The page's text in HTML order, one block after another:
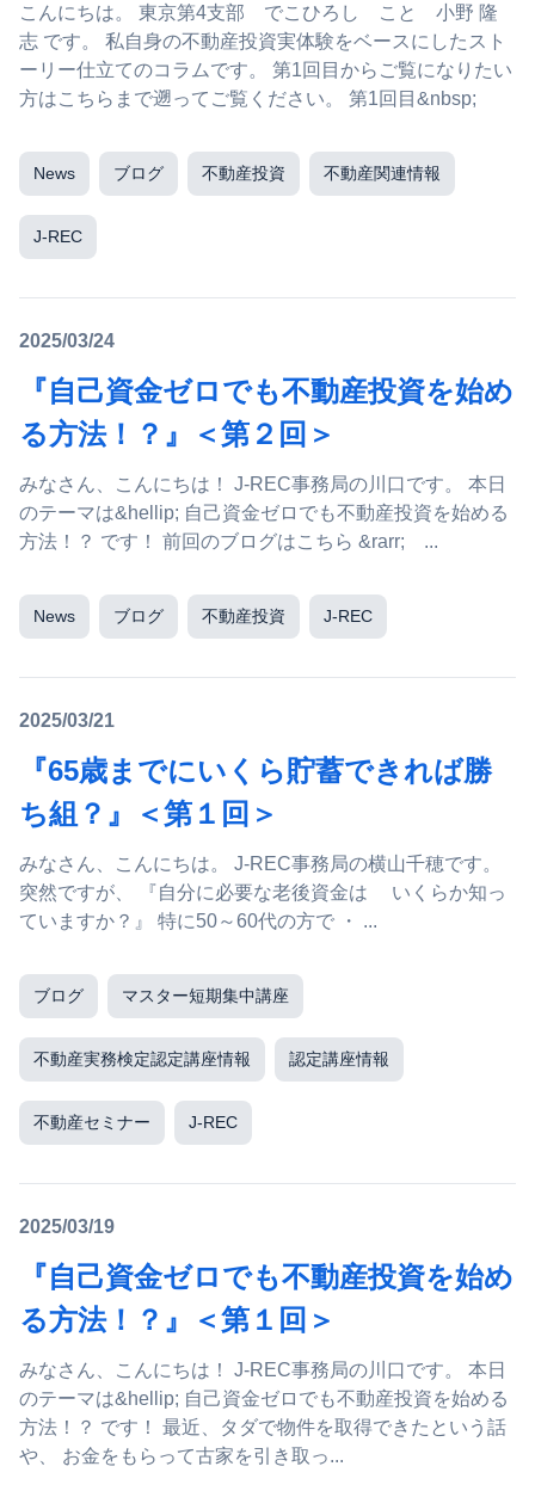
こんにちは。 東京第4支部 でこひろし こと 小野 隆
志 です。 私自身の不動産投資実体験をベースにしたスト
ーリー仕立てのコラムです。 第1回目からご覧になりたい
方はこちらまで遡ってご覧ください。 第1回目&nbsp;
News ブログ 不動産投資 不動産関連情報
J-REC
2025/03/24
『自己資金ゼロでも不動産投資を始め
る方法！？』＜第２回＞
みなさん、こんにちは！ J-REC事務局の川口です。 本日
のテーマは&hellip; 自己資金ゼロでも不動産投資を始める
方法！？ です！ 前回のブログはこちら &rarr; ...
News ブログ 不動産投資 J-REC
2025/03/21
『65歳までにいくら貯蓄できれば勝
ち組？』＜第１回＞
みなさん、こんにちは。 J-REC事務局の横山千穂です。
突然ですが、 『自分に必要な老後資金は いくらか知っ
ていますか？』 特に50～60代の方で ・ ...
ブログ マスター短期集中講座
不動産実務検定認定講座情報 認定講座情報
不動産セミナー J-REC
2025/03/19
『自己資金ゼロでも不動産投資を始め
る方法！？』＜第１回＞
みなさん、こんにちは！ J-REC事務局の川口です。 本日
のテーマは&hellip; 自己資金ゼロでも不動産投資を始める
方法！？ です！ 最近、タダで物件を取得できたという話
や、 お金をもらって古家を引き取っ...